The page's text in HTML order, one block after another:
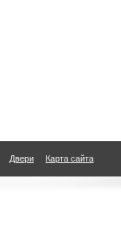
Двери Карта сайта